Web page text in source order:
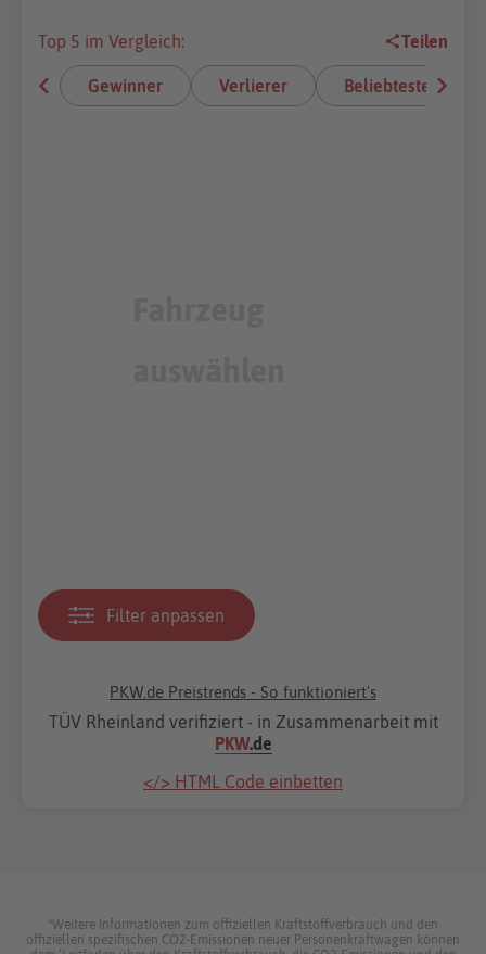
Top 5 im Vergleich:
Gewinner Verlierer Beliebteste E-
Teilen
Filter anpassen
PKW.de Preistrends - So funktioniert's
TÜV Rheinland verifiziert - in Zusammenarbeit mit
PKW.de
</> HTML Code einbetten
*Weitere Informationen zum offiziellen Kraftstoffverbrauch und den
offiziellen spezifischen CO2-Emissionen neuer Personenkraftwagen können